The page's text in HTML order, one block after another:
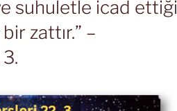
suhuletle icad ettiği
zattır.” –